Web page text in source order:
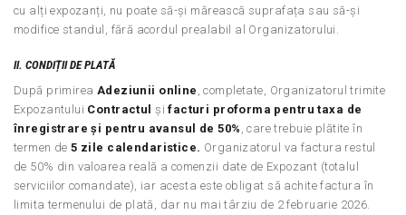
cu alți expozanți, nu poate să-și mărească suprafața sau să-și
modifice standul, fără acordul prealabil al Organizatorului.
II. CONDIȚII DE PLATĂ
După primirea Adeziunii online , completate, Organizatorul trimite
Expozantului Contractul șifacturi proforma pentru taxa de
înregistrare și pentru avansul de 50% , care trebuie plătite în
termen de 5 zile calendaristice. Organizatorul va factura restul
de 50% din valoarea reală a comenzii date de Expozant (totalul
serviciilor comandate), iar acesta este obligat să achite factura în
limita termenului de plată, dar nu mai târziu de 2 februarie 2026.